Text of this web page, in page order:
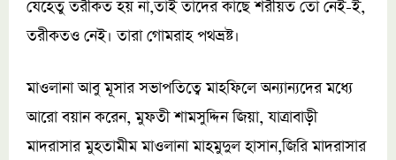
যেহেতু তরীকত হয় না,তাই তাদের কাছে শরীয়ত তো নেই-ই,
তরীকতও নেই। তারা গোমরাহ পথভ্রষ্ট।
মাওলানা আবু মূসার সভাপতিত্বে মাহফিলে অন্যান্যদের মধ্যে
আরো বয়ান করেন, মুফতী শামসুদ্দিন জিয়া, যাত্রাবাড়ী
মাদরাসার মুহতামীম মাওলানা মাহমুদুল হাসান,জিরি মাদরাসার